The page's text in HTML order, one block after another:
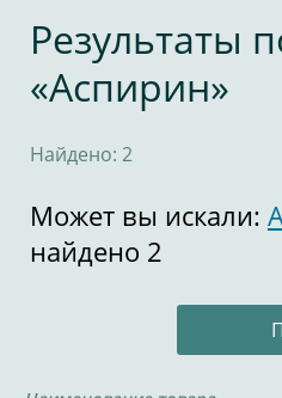
Результаты
«Аспирин»
Найдено: 2
Может вы искали:
найдено 2